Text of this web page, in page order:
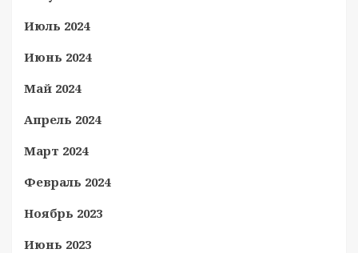
Июль 2024
Июнь 2024
Май 2024
Апрель 2024
Март 2024
Февраль 2024
Ноябрь 2023
Июнь 2023